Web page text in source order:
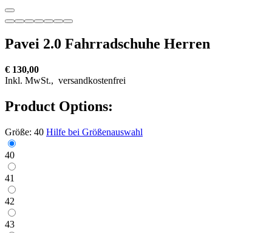
Pavei 2.0 Fahrradschuhe Herren
€ 130,00
Inkl. MwSt., versandkostenfrei
Product Options:
Größe: 40 Hilfe bei Größenauswahl
40
41
42
43